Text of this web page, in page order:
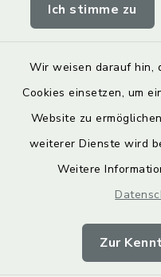
Ich stimme zu
Wir weisen darauf hin,
Cookies einsetzen, um
Website zu
weiterer Dienste wird
Weitere
Zur
geoPortal Lichtenfels